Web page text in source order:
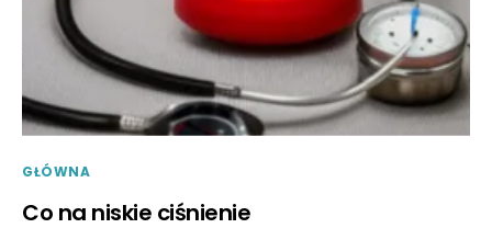
GŁÓWNA
Co na niskie ciśnienie